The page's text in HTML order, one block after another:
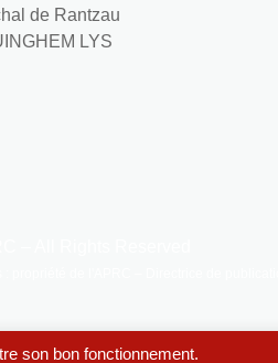
de Rantzau
LYS
son bon fonctionnement.